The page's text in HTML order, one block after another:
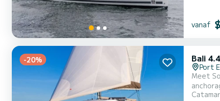
vanaf
-20% Bali 4.4
Port
Meet
anchorages in Port Elizabeth.
meters,